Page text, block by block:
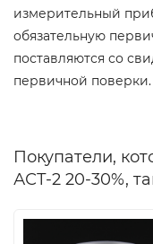
измерительный
обязательную
поставляются со
первичной поверки.
Покупатели,
АСТ-2 20-30%,